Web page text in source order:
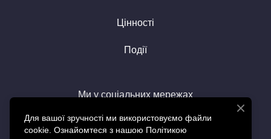
Цінності
Події
Ми у соціальних мережах
Для вашої зручності ми використовуємо файли
cookie. Ознайомтеся з нашою Політикою